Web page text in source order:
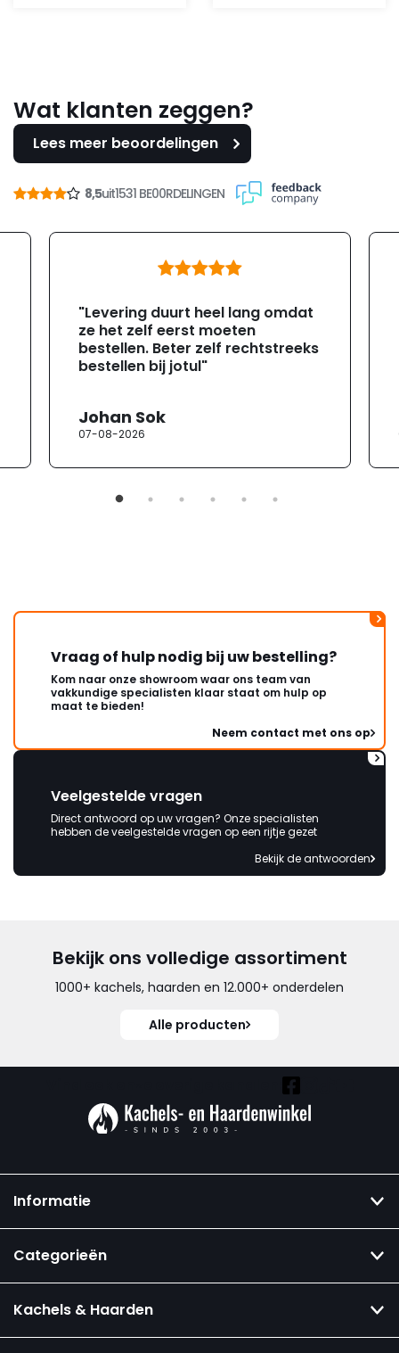
Wat klanten zeggen?
Lees meer beoordelingen
8,5uit1531 BE00RDELINGEN
"Levering duurt heel lang omdat
ze het zelf eerst moeten
bestellen. Beter zelf rechtstreeks
bestellen bij jotul"
Johan Sok
07-08-2026
Vraag of hulp nodig bij uw bestelling?
Kom naar onze showroom waar ons team van
vakkundige specialisten klaar staat om hulp op
maat te bieden!
Neem contact met ons op
Veelgestelde vragen
Direct antwoord op uw vragen? Onze specialisten
hebben de veelgestelde vragen op een rijtje gezet
Bekijk de antwoorden
Bekijk ons volledige assortiment
1000+ kachels, haarden en 12.000+ onderdelen
Alle producten
Informatie
Categorieën
Kachels & Haarden